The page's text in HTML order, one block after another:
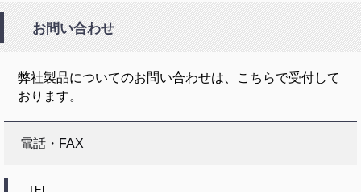
お問い合わせ
弊社製品についてのお問い合わせは、こちらで受付して
おります。
電話・FAX